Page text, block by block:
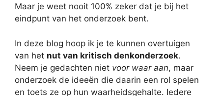
Maar je weet nooit 100% zeker dat je bij het
eindpunt van het onderzoek bent.
In deze blog hoop ik je te kunnen overtuigen
van het nut van kritisch denkonderzoek.
Neem je gedachten niet voor waar aan, maar
onderzoek de ideeën die daarin een rol spelen
en toets ze op hun waarheidsgehalte. Iedere